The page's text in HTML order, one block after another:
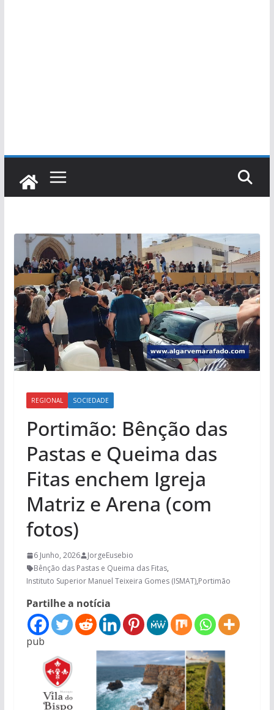
REGIONAL SOCIEDADE
Portimão: Bênção das
Pastas e Queima das
Fitas enchem Igreja
Matriz e Arena (com
fotos)
6 Junho, 2026
JorgeEusebio
Bênção das Pastas e Queima das Fitas,
Instituto Superior Manuel Teixeira Gomes (ISMAT),Portimão
Partilhe a notícia
pub